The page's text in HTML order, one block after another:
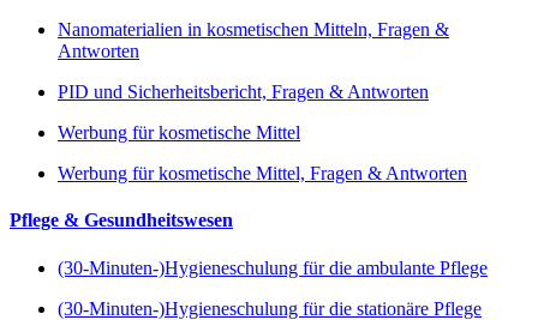
Nanomaterialien in kosmetischen Mitteln, Fragen &
Antworten
PID und Sicherheitsbericht, Fragen & Antworten
Werbung für kosmetische Mittel
Werbung für kosmetische Mittel, Fragen & Antworten
Pflege & Gesundheitswesen
(30-Minuten-)Hygieneschulung für die ambulante Pflege
(30-Minuten-)Hygieneschulung für die stationäre Pflege